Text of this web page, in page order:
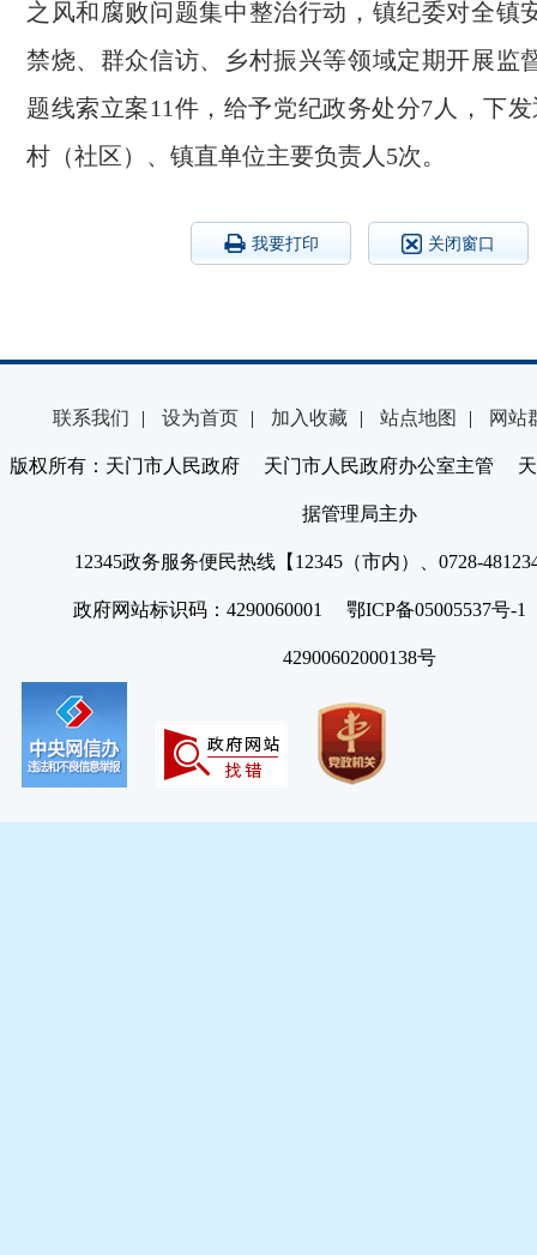
之风和腐败问题集中整治行动，镇纪委对全镇
禁烧、群众信访、乡村振兴等领域定期开展监
题线索立案11件，给予党纪政务处分7人，下
村（社区）、镇直单位主要负责人5次。
我要打印 关闭窗口
联系我们 | 设为首页 | 加入收藏 | 站点地图 | 网站
版权所有：天门市人民政府 天门市人民政府办公室主管 天
据管理局主办
12345政务服务便民热线【12345（市内）、0728-
政府网站标识码：4290060001 鄂ICP备05005537号
42900602000138号